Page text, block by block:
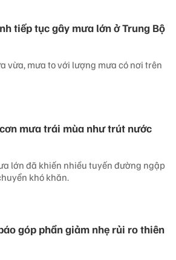
tiếp tục gây mưa lớn ở Trung Bộ
vừa, mưa to với lượng mưa có nơi trên
mưa trái mùa như trút nước
lớn đã khiến nhiều tuyến đường ngập
khó khăn.
góp phần giảm nhẹ rủi ro thiên